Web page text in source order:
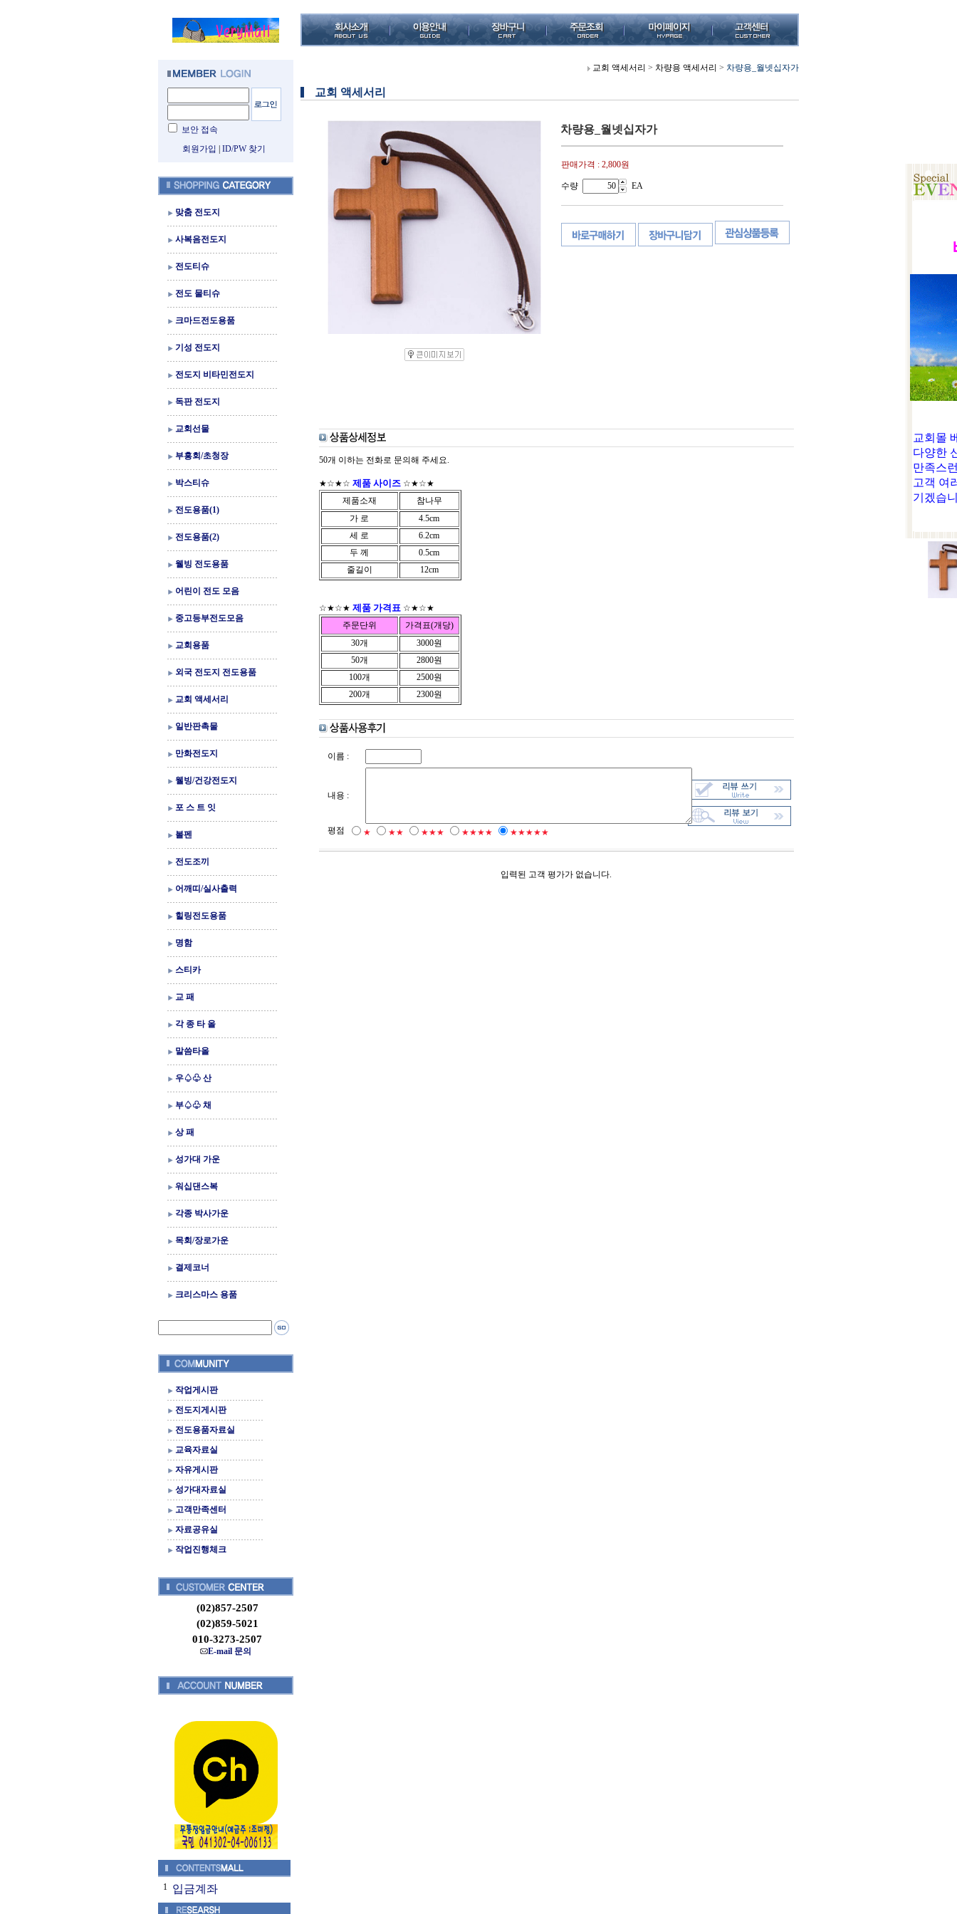
보안 접속
회원가입
ID/PW 찾기
맞춤 전도지
사복음전도지
전도티슈
전도 물티슈
크마드전도용품
기성 전도지
전도지 비타민전도지
독판 전도지
교회선물
부흥회/초청장
박스티슈
전도용품(1)
전도용품(2)
웰빙 전도용품
어린이 전도 모음
중고등부전도모음
교회용품
외국 전도지 전도용품
교회 액세서리
일반판촉물
만화전도지
웰빙/건강전도지
포 스 트 잇
볼펜
전도조끼
어깨띠/실사출력
힐링전도용품
명함
스티카
교 패
각 종 타 올
말씀타올
우♤♧ 산
부♤♧ 채
상 패
성가대 가운
워십댄스복
각종 박사가운
목회/장로가운
결제코너
크리스마스 용품
작업게시판
전도지게시판
전도용품자료실
교육자료실
자유게시판
성가대자료실
고객만족센터
자료공유실
작업진행체크
(02)857-2507
(02)859-5021
010-3273-2507
E-mail 문의
1 입금계좌
교회 액세서리 > 차량용 액세서리 > 차량용_월넷십자가
교회 액세서리
차량용_월넷십자가
판매가격 : 2,800원
수량 EA
50개 이하는 전화로 문의해 주세요.
★☆★☆ 제품 사이즈☆★☆★
제품소재
참나무
가 로
4.5cm
세 로
6.2cm
두 께
0.5cm
줄길이
12cm
☆★☆★ 제품 가격표☆★☆★
주문단위
가격표(개당)
30개
3000원
50개
2800원
100개
2500원
200개
2300원
이름 :
내용 :
평점 ★ ★★ ★★★ ★★★★ ★★★★★
입력된 고객 평가가 없습니다.
교회몰
다양한
만족스
고객 여
기겠습